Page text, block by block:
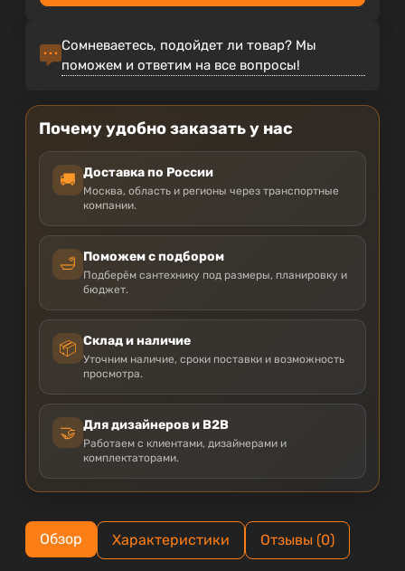
Сомневаетесь, подойдет ли товар? Мы
поможем и ответим на все вопросы!
Почему удобно заказать у нас
🚚 Доставка по России
Москва, область и регионы через транспортные
компании.
🛁 Поможем с подбором
Подберём сантехнику под размеры, планировку и
бюджет.
📦 Склад и наличие
Уточним наличие, сроки поставки и возможность
просмотра.
🤝 Для дизайнеров и B2B
Работаем с клиентами, дизайнерами и
комплектаторами.
Обзор Характеристики Отзывы (0)